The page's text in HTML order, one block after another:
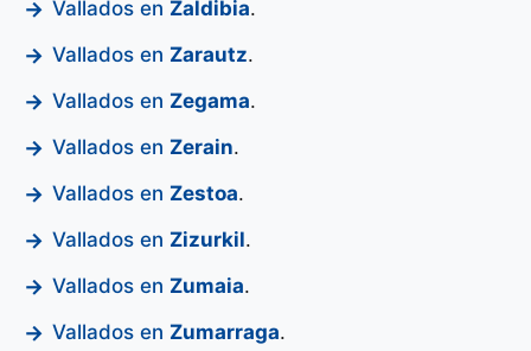
Vallados en Zaldibia.
Vallados en Zarautz.
Vallados en Zegama.
Vallados en Zerain.
Vallados en Zestoa.
Vallados en Zizurkil.
Vallados en Zumaia.
Vallados en Zumarraga.